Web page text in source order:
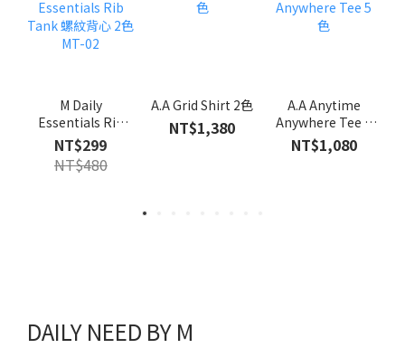
M Daily
Essentials Rib
Tank 螺紋背心 2色
MT-02
NT$299
NT$480
A.A Grid Shirt 2色
NT$1,380
A.A Anytime
Anywhere Tee 5
色
NT$1,080
DAILY NEED BY M